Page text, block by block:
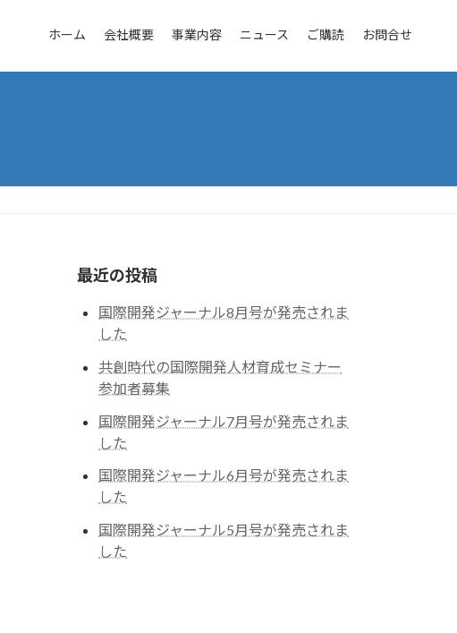
ホーム 会社概要 事業内容 ニュース ご購読 お問合せ
最近の投稿
国際開発ジャーナル8月号が発売されま
した
共創時代の国際開発人材育成セミナー
参加者募集
国際開発ジャーナル7月号が発売されま
した
国際開発ジャーナル6月号が発売されま
した
国際開発ジャーナル5月号が発売されま
した